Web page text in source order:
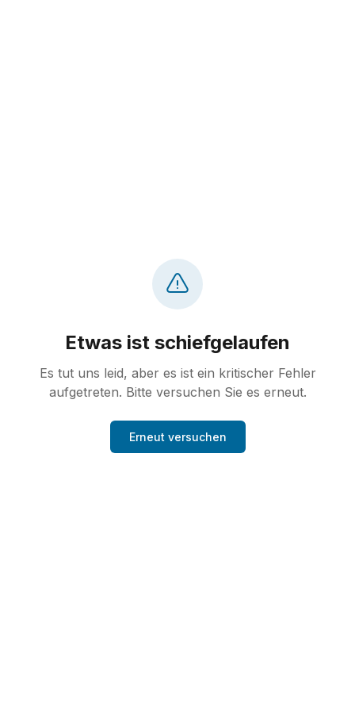
Etwas ist schiefgelaufen
Es tut uns leid, aber es ist ein kritischer Fehler
aufgetreten. Bitte versuchen Sie es erneut.
Erneut versuchen